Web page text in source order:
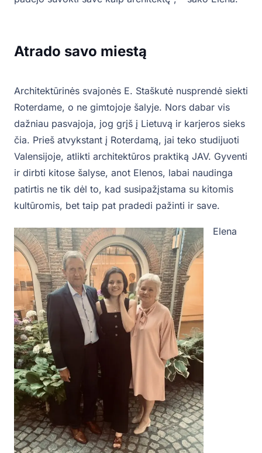
Atrado savo miestą
Architektūrinės svajonės E. Staškutė nusprendė siekti
Roterdame, o ne gimtojoje šalyje. Nors dabar vis
dažniau pasvajoja, jog grįš į Lietuvą ir karjeros sieks
čia. Prieš atvykstant į Roterdamą, jai teko studijuoti
Valensijoje, atlikti architektūros praktiką JAV. Gyventi
ir dirbti kitose šalyse, anot Elenos, labai naudinga
patirtis ne tik dėl to, kad susipažįstama su kitomis
kultūromis, bet taip pat pradedi pažinti ir save.
Elena